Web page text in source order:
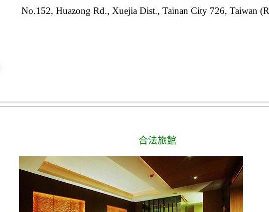
No.152, Huazong Rd., Xuejia Dist., Tainan City 726, Taiwan
合法旅館